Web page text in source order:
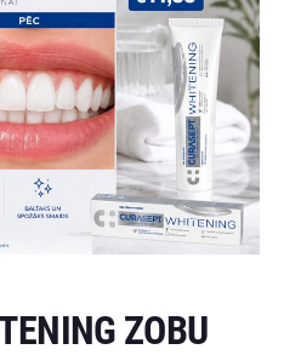
ZOBU